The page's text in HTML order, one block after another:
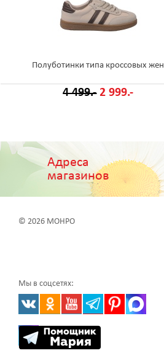
Полуботинки типа кроссовых жен
4 499.- 2 999.-
Адреса
магазинов
© 2026 МОНРО
Мы в соцсетях: